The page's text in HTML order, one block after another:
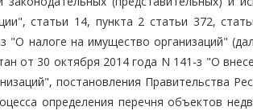
статьи 14, пункта 2 статьи 372,
"О налоге на имущество организаций"
от 30 октября 2014 года N 141-з "О
постановления Правительства
определения перечня объектов